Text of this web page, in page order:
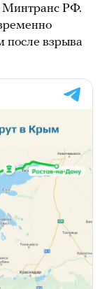
Минтранс РФ.
взрыва